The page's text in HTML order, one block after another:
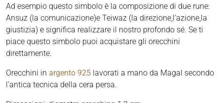
Ad esempio questo simbolo è la composizione di due rune:
Ansuz (la comunicazione)e Teiwaz (la direzione,l'azione,la
giustizia) e significa realizzare il nostro profondo sé. Se ti
piace questo simbolo puoi acquistare gli orecchini
direttamente.
Orecchini in argento 925 lavorati a mano da Magal secondo
l'antica tecnica della cera persa.